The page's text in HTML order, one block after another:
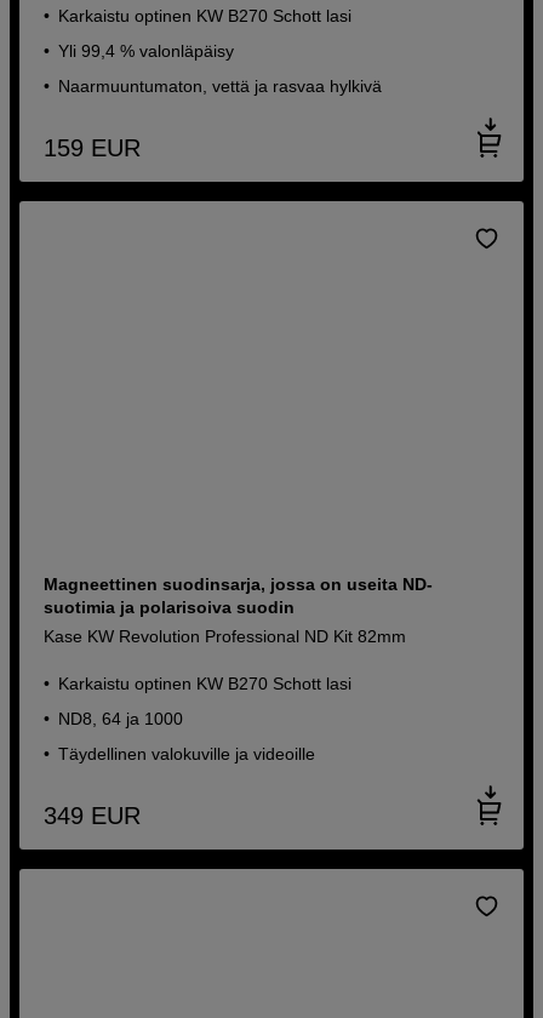
Karkaistu optinen KW B270 Schott lasi
Yli 99,4 % valonläpäisy
Naarmuuntumaton, vettä ja rasvaa hylkivä
159 EUR
Magneettinen suodinsarja, jossa on useita ND-
suotimia ja polarisoiva suodin
Kase KW Revolution Professional ND Kit 82mm
Karkaistu optinen KW B270 Schott lasi
ND8, 64 ja 1000
Täydellinen valokuville ja videoille
349 EUR